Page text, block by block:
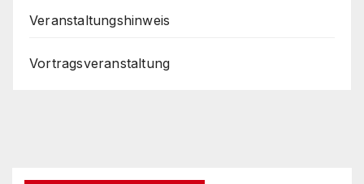
Veranstaltungshinweis
Vortragsveranstaltung